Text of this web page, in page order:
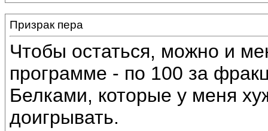
Призрак пера
Чтобы остаться, можно и
программе - по 100 за
Белками, которые у меня
доигрывать.